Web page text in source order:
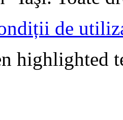
de
highlighted